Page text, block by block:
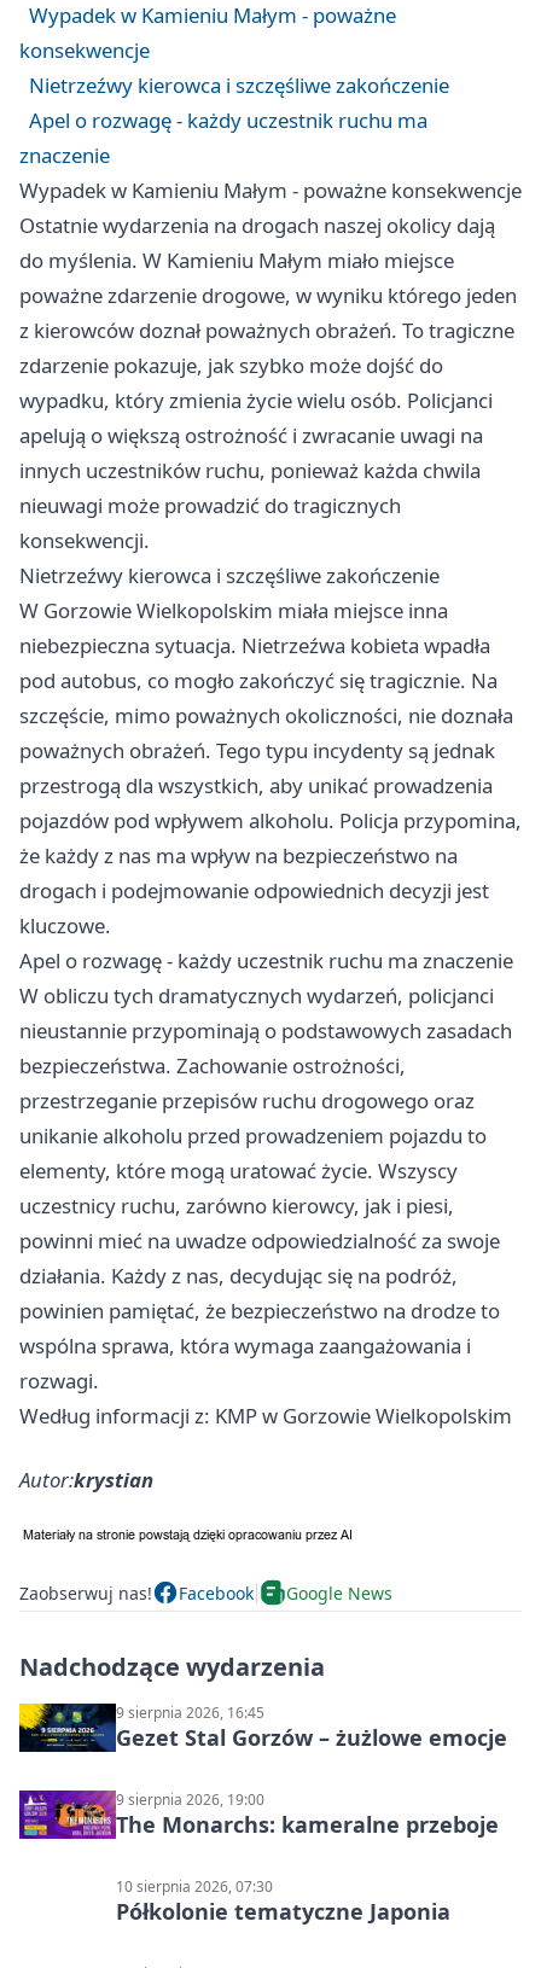
Wypadek w Kamieniu Małym - poważne
konsekwencje
Nietrzeźwy kierowca i szczęśliwe zakończenie
Apel o rozwagę - każdy uczestnik ruchu ma
znaczenie
Wypadek w Kamieniu Małym - poważne konsekwencje
Ostatnie wydarzenia na drogach naszej okolicy dają
do myślenia. W Kamieniu Małym miało miejsce
poważne zdarzenie drogowe, w wyniku którego jeden
z kierowców doznał poważnych obrażeń. To tragiczne
zdarzenie pokazuje, jak szybko może dojść do
wypadku, który zmienia życie wielu osób. Policjanci
apelują o większą ostrożność i zwracanie uwagi na
innych uczestników ruchu, ponieważ każda chwila
nieuwagi może prowadzić do tragicznych
konsekwencji.
Nietrzeźwy kierowca i szczęśliwe zakończenie
W Gorzowie Wielkopolskim miała miejsce inna
niebezpieczna sytuacja. Nietrzeźwa kobieta wpadła
pod autobus, co mogło zakończyć się tragicznie. Na
szczęście, mimo poważnych okoliczności, nie doznała
poważnych obrażeń. Tego typu incydenty są jednak
przestrogą dla wszystkich, aby unikać prowadzenia
pojazdów pod wpływem alkoholu. Policja przypomina,
że każdy z nas ma wpływ na bezpieczeństwo na
drogach i podejmowanie odpowiednich decyzji jest
kluczowe.
Apel o rozwagę - każdy uczestnik ruchu ma znaczenie
W obliczu tych dramatycznych wydarzeń, policjanci
nieustannie przypominają o podstawowych zasadach
bezpieczeństwa. Zachowanie ostrożności,
przestrzeganie przepisów ruchu drogowego oraz
unikanie alkoholu przed prowadzeniem pojazdu to
elementy, które mogą uratować życie. Wszyscy
uczestnicy ruchu, zarówno kierowcy, jak i piesi,
powinni mieć na uwadze odpowiedzialność za swoje
działania. Każdy z nas, decydując się na podróż,
powinien pamiętać, że bezpieczeństwo na drodze to
wspólna sprawa, która wymaga zaangażowania i
rozwagi.
Według informacji z: KMP w Gorzowie Wielkopolskim
Autor:krystian
Zaobserwuj nas! Facebook Google News
Nadchodzące wydarzenia
9 sierpnia 2026, 16:45
Gezet Stal Gorzów – żużlowe emocje
9 sierpnia 2026, 19:00
The Monarchs: kameralne przeboje
10 sierpnia 2026, 07:30
Półkolonie tematyczne Japonia